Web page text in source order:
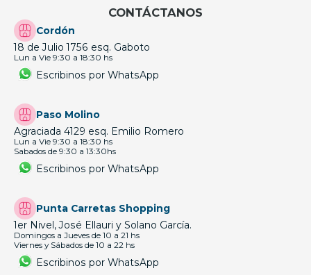
CONTÁCTANOS
Cordón
18 de Julio 1756 esq. Gaboto
Lun a Vie 9:30 a 18:30 hs
Escribinos por WhatsApp
Paso Molino
Agraciada 4129 esq. Emilio Romero
Lun a Vie 9:30 a 18:30 hs
Sabados de 9:30 a 13:30hs
Escribinos por WhatsApp
Punta Carretas Shopping
1er Nivel, José Ellauri y Solano García.
Domingos a Jueves de 10 a 21 hs
Viernes y Sábados de 10 a 22 hs
Escribinos por WhatsApp